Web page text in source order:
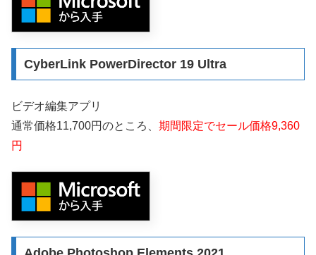
CyberLink PowerDirector 19 Ultra
ビデオ編集アプリ
通常価格11,700円のところ、 期間限定でセール価格9,360
円